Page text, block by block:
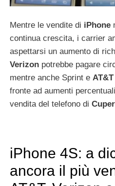
Mentre le vendite di iPhone
continua crescita, i carrier
aspettarsi un aumento di
Verizon potrebbe pagare
mentre anche Sprint e AT&T
fronte ad aumenti
vendita del telefono di
iPhone 4S: a
ancora il più